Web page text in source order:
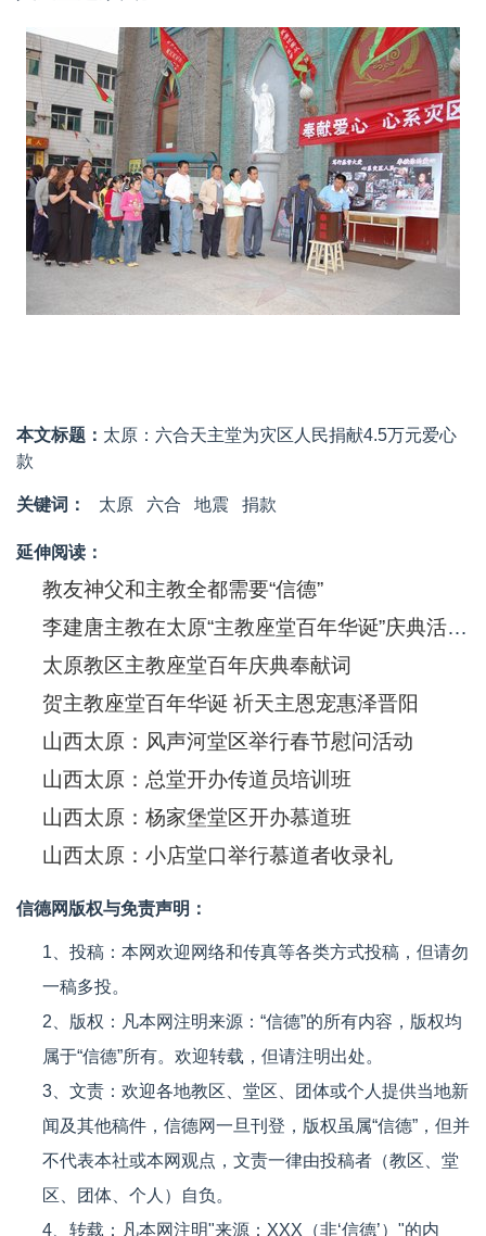
本文标题： 太原：六合天主堂为灾区人民捐献4.5万元爱心
款
关键词： 太原 六合 地震 捐款
延伸阅读：
教友神父和主教全都需要“信德”
李建唐主教在太原“主教座堂百年华诞”庆典活动上的讲话（节选）
太原教区主教座堂百年庆典奉献词
贺主教座堂百年华诞 祈天主恩宠惠泽晋阳
山西太原：风声河堂区举行春节慰问活动
山西太原：总堂开办传道员培训班
山西太原：杨家堡堂区开办慕道班
山西太原：小店堂口举行慕道者收录礼
信德网版权与免责声明：
1、投稿：本网欢迎网络和传真等各类方式投稿，但请勿
一稿多投。
2、版权：凡本网注明来源：“信德”的所有内容，版权均
属于“信德”所有。欢迎转载，但请注明出处。
3、文责：欢迎各地教区、堂区、团体或个人提供当地新
闻及其他稿件，信德网一旦刊登，版权虽属“信德”，但并
不代表本社或本网观点，文责一律由投稿者（教区、堂
区、团体、个人）自负。
4、转载：凡本网注明"来源：XXX（非‘信德’）"的内